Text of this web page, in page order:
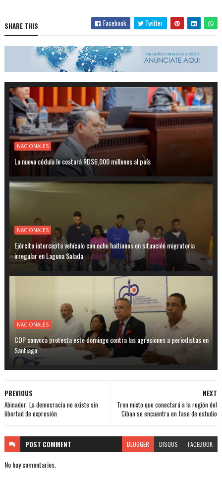
SHARE THIS Facebook Twitter
NACIONALES
La nueva cédula le costará RD$6,000 millones al país
NACIONALES
Ejército intercepta vehículo con ocho haitianos en situación migratoria
irregular en Laguna Salada
NACIONALES
CDP convoca protesta este domingo contra las agresiones a periodistas en
Santiago
NEXT
Tren mixto que conectará a la región del
Cibao se encuentra en fase de estudio
PREVIOUS
Abinader: La democracia no existe sin
libertad de expresión
POST COMMENT BLOGGER DISQUS FACEBOOK
No hay comentarios.